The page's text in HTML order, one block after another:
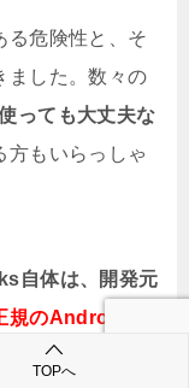
る危険性と、そ
ました。数々の
っても大丈夫な
方もいらっしゃ
自体は、開発元
規のAndroidエ
非常に便利で楽
TOPへ